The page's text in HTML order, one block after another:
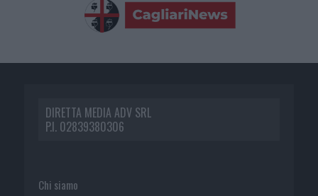
DIRETTA MEDIA ADV SRL
P.I. 02839380306
Chi siamo